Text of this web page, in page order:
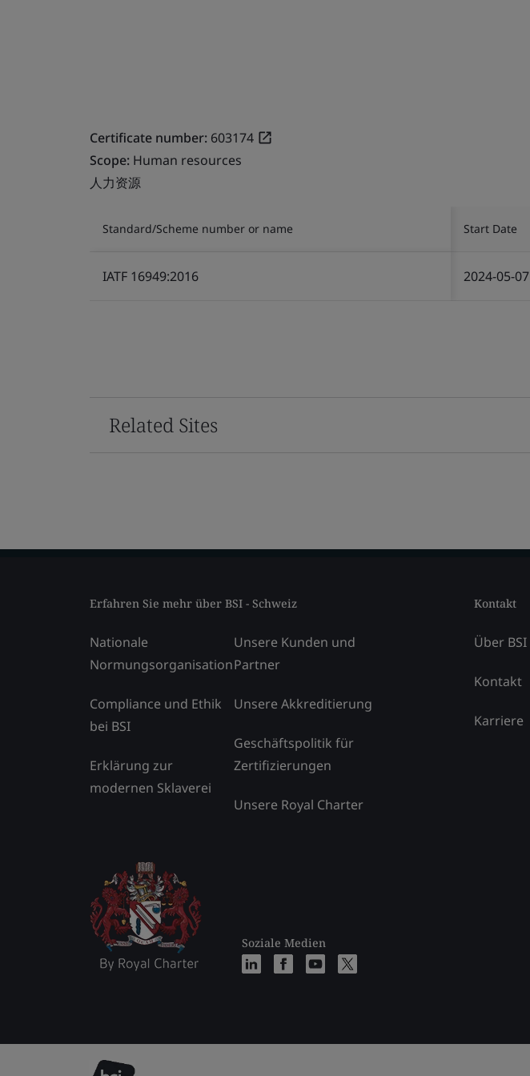
Certificate number: 603174
Scope: Human resources
人力资源
Standard/Scheme number or name Start Date
IATF 16949:2016 2024-05-07
Related Sites
Erfahren Sie mehr über BSI - Schweiz
Nationale
Normungsorganisation
Compliance und Ethik
bei BSI
Erklärung zur
modernen Sklaverei
Unsere Kunden und
Partner
Unsere Akkreditierung
Geschäftspolitik für
Zertifizierungen
Unsere Royal Charter
Soziale Medien
Kontakt
Über BSI
Kontakt
Karriere